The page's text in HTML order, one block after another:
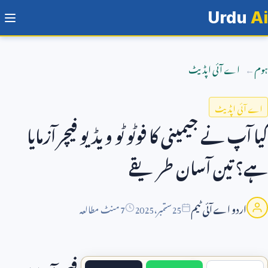
Urdu Ai
ہوم اے آئی اپڈیٹ
اے آئی اپڈیٹ
کیا آپ نے جیمینی کا فوٹو ٹو ویڈیو فیچر آزمایا
ہے؟ تین آسان طریقے
اردو اے آئی ٹیم 25ستمبر،2025 7 منٹ مطالعہ